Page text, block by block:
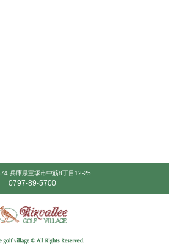
兵庫県宝塚市中筋8丁目12-25
0797-89-5700